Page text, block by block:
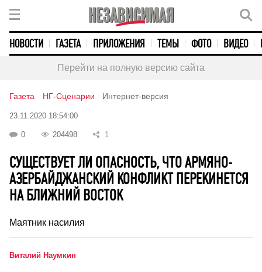
НОВОСТИ ГАЗЕТА ПРИЛОЖЕНИЯ ТЕМЫ ФОТО ВИДЕО
Перейти на полную версию сайта
Газета НГ-Сценарии Интернет-версия
23.11.2020 18:54:00
0 204498 1
СУЩЕСТВУЕТ ЛИ ОПАСНОСТЬ, ЧТО АРМЯНО-
АЗЕРБАЙДЖАНСКИЙ КОНФЛИКТ ПЕРЕКИНЕТСЯ
НА БЛИЖНИЙ ВОСТОК
Маятник насилия
Виталий Наумкин